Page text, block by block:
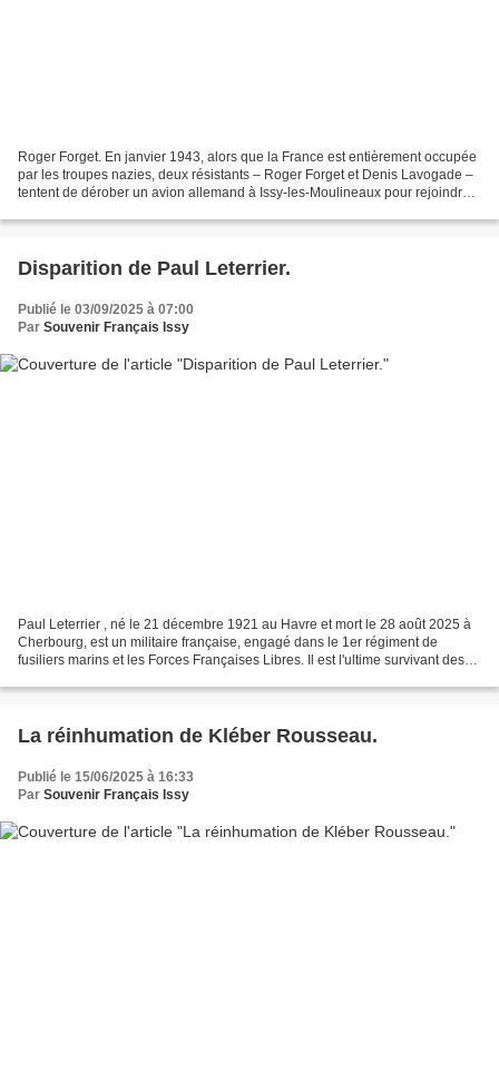
Roger Forget. En janvier 1943, alors que la France est entièrement occupée
par les troupes nazies, deux résistants – Roger Forget et Denis Lavogade –
tentent de dérober un avion allemand à Issy-les-Moulineaux pour rejoindre
Disparition de Paul Leterrier.
Publié le 03/09/2025 à 07:00
Par Souvenir Français Issy
Paul Leterrier , né le 21 décembre 1921 au Havre et mort le 28 août 2025 à
Cherbourg, est un militaire française, engagé dans le 1er régiment de
fusiliers marins et les Forces Françaises Libres. Il est l'ultime survivant des
La réinhumation de Kléber Rousseau.
Publié le 15/06/2025 à 16:33
Par Souvenir Français Issy